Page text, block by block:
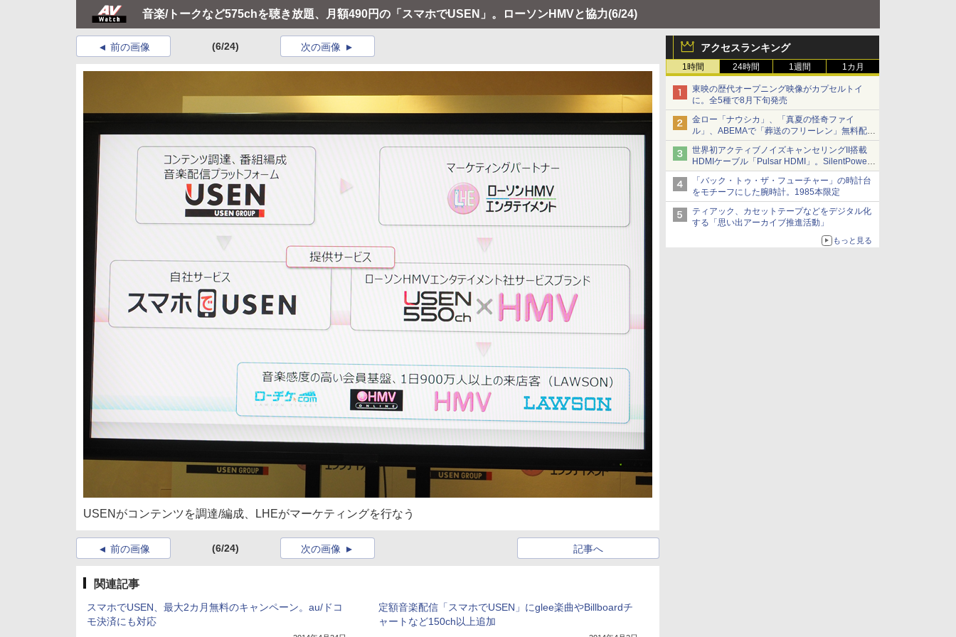
音楽/トークなど575chを聴き放題、月額490円の「スマホでUSEN」。ローソンHMVと協力(6/24)
アクセスランキング
1時間 24時間 1週間 1カ月
東映の歴代オープニング映像がカプセルトイ
に。全5種で8月下旬発売
金ロー「ナウシカ」、「真夏の怪奇ファイ
ル」、ABEMAで「葬送のフリーレン」無料配信
など。夏の特番・配信情報
世界初アクティブノイズキャンセリングII搭載
HDMIケーブル「Pulsar HDMI」。SilentPower
から
「バック・トゥ・ザ・フューチャー」の時計台
をモチーフにした腕時計。1985本限定
ティアック、カセットテープなどをデジタル化
する「思い出アーカイブ推進活動」
もっと見る
前の画像 (6/24) 次の画像
USENがコンテンツを調達/編成、LHEがマーケティングを行なう
前の画像 (6/24) 記事へ
次の画像
関連記事
スマホでUSEN、最大2カ月無料のキャンペーン。au/ドコ
モ決済にも対応
定額音楽配信「スマホでUSEN」にglee楽曲やBillboardチ
ャートなど150ch以上追加